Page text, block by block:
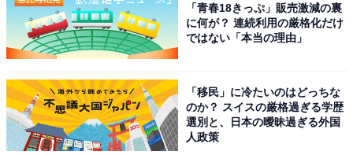
「青春18きっぷ」販売激減の裏
に何が？ 連続利用の厳格化だけ
ではない「本当の理由」
「移民」に冷たいのはどっちな
のか？ スイスの厳格過ぎる学歴
選別と、日本の曖昧過ぎる外国
人政策